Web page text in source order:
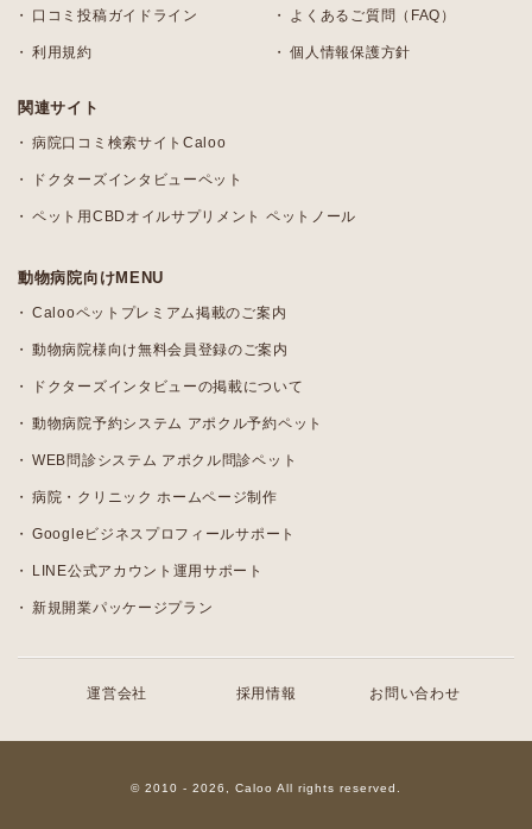
口コミ投稿ガイドライン よくあるご質問（FAQ）
利用規約 個人情報保護方針
関連サイト
病院口コミ検索サイトCaloo
ドクターズインタビューペット
ペット用CBDオイルサプリメント ペットノール
動物病院向けMENU
Calooペットプレミアム掲載のご案内
動物病院様向け無料会員登録のご案内
ドクターズインタビューの掲載について
動物病院予約システム アポクル予約ペット
WEB問診システム アポクル問診ペット
病院・クリニック ホームページ制作
Googleビジネスプロフィールサポート
LINE公式アカウント運用サポート
新規開業パッケージプラン
運営会社 採用情報 お問い合わせ
© 2010 - 2026, Caloo All rights reserved.